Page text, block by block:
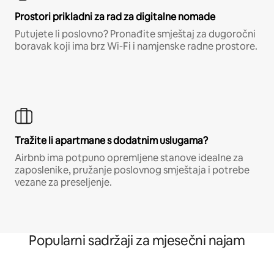
Prostori prikladni za rad za digitalne nomade
Putujete li poslovno? Pronađite smještaj za dugoročni
boravak koji ima brz Wi-Fi i namjenske radne prostore.
Tražite li apartmane s dodatnim uslugama?
Airbnb ima potpuno opremljene stanove idealne za
zaposlenike, pružanje poslovnog smještaja i potrebe
vezane za preseljenje.
Popularni sadržaji za mjesečni najam